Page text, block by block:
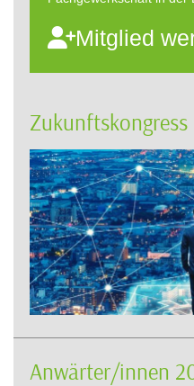
Mitglied
Zukunftskongress
Anwärter/innen